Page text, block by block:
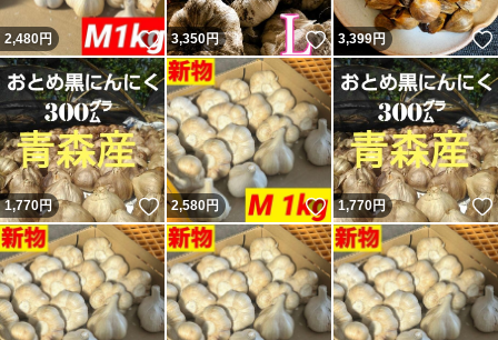
2,480円 いいね！
3,350円 いいね！
3,399円
1,770円 いいね！
2,580円 いいね！
1,770円